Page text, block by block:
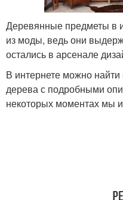
Деревянные предметы в
из моды, ведь они
остались в арсенале
В интернете можно
дерева с подробными
некоторых моментах мы